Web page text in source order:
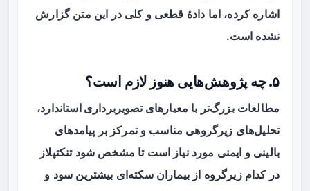
اشاره کرده، اما دادهٔ قطعی و کلی در این متن گزارش
نشده است.
۵. چه پژوهش‌هایی هنوز لازم است؟
مطالعات بزرگ‌تر با معیارهای تصویربرداری استاندارد،
تحلیل‌های زیرگروهی مناسب و تمرکز بر پیامدهای
بالینی و ایمنی مورد نیاز است تا مشخص شود تنکتپلاز
در کدام زیرگروه از بیماران سکته‌ای بیشترین سود و